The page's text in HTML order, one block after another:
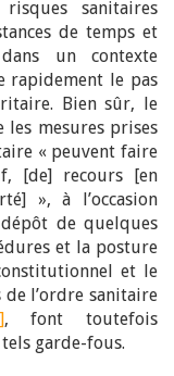
sanitaires
de temps et
un contexte
rapidement le pas
Bien sûr, le
mesures prises
« peuvent faire
[de] recours [en
», à l’occasion
de quelques
et la posture
et le
de l’ordre sanitaire
, font toutefois
garde-fous.